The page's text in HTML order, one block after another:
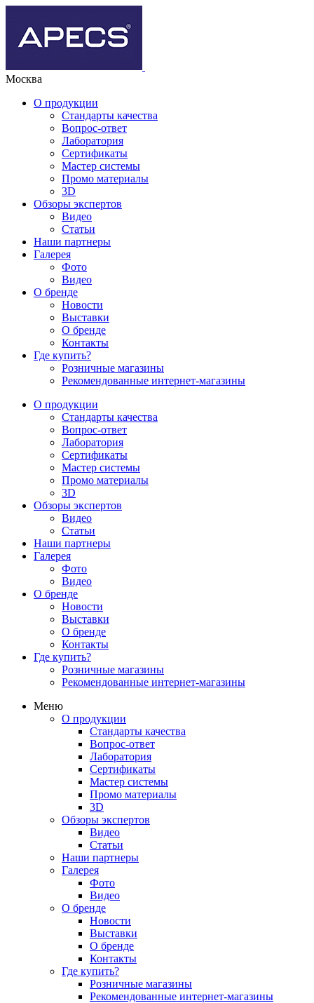
Москва
О продукции
Стандарты качества
Вопрос-ответ
Лаборатория
Сертификаты
Мастер системы
Промо материалы
3D
Обзоры экспертов
Видео
Статьи
Наши партнеры
Галерея
Фото
Видео
О бренде
Новости
Выставки
О бренде
Контакты
Где купить?
Розничные магазины
Рекомендованные интернет-магазины
О продукции
Стандарты качества
Вопрос-ответ
Лаборатория
Сертификаты
Мастер системы
Промо материалы
3D
Обзоры экспертов
Видео
Статьи
Наши партнеры
Галерея
Фото
Видео
О бренде
Новости
Выставки
О бренде
Контакты
Где купить?
Розничные магазины
Рекомендованные интернет-магазины
Меню
О продукции
Стандарты качества
Вопрос-ответ
Лаборатория
Сертификаты
Мастер системы
Промо материалы
3D
Обзоры экспертов
Видео
Статьи
Наши партнеры
Галерея
Фото
Видео
О бренде
Новости
Выставки
О бренде
Контакты
Где купить?
Розничные магазины
Рекомендованные интернет-магазины